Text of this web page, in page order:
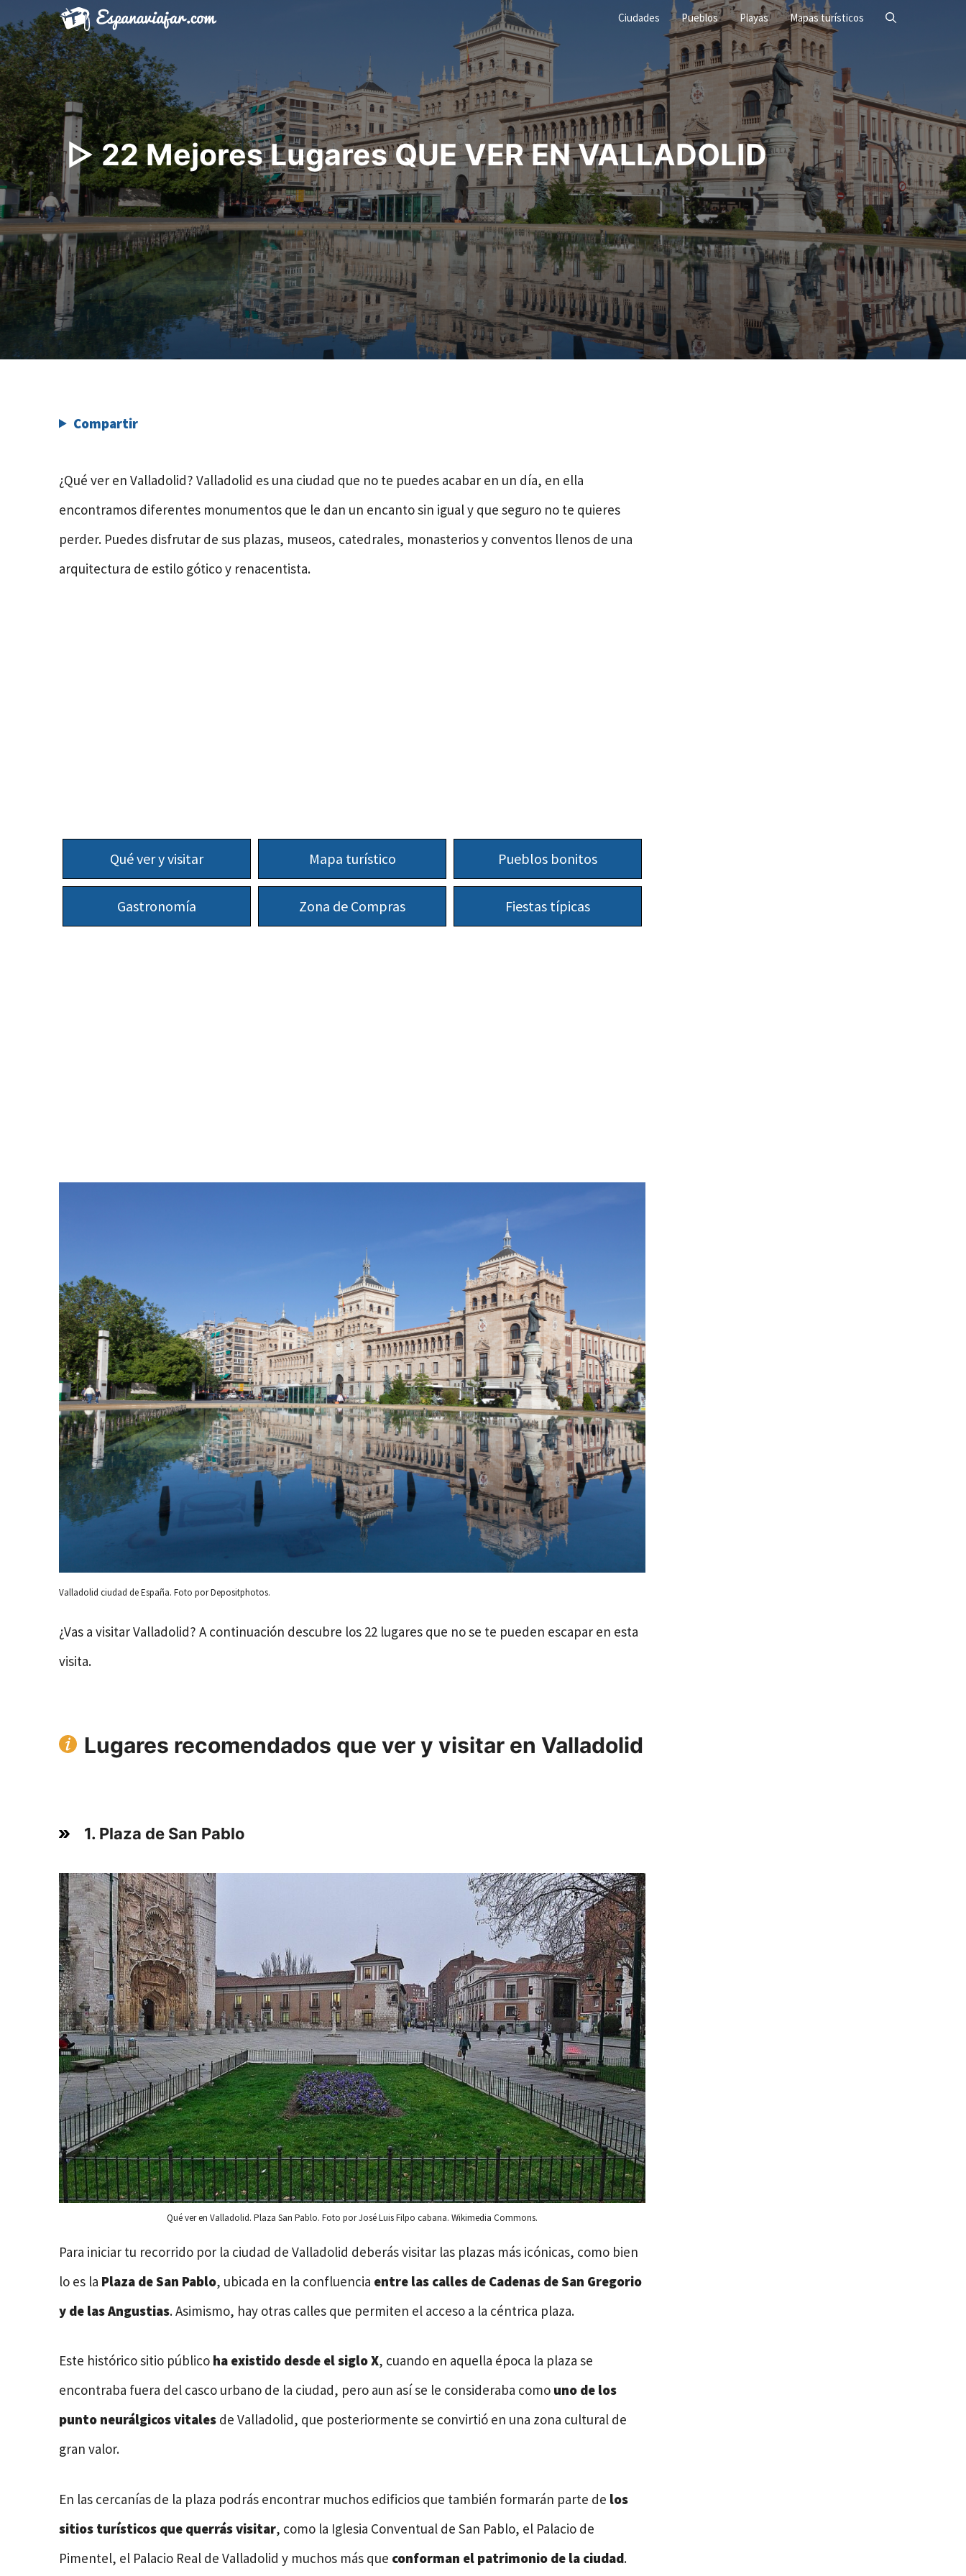
al
contenido
Ciudades Pueblos Playas Mapas turísticos
▷ 22 Mejores Lugares QUE VER EN VALLADOLID
Compartir
¿Qué ver en Valladolid? Valladolid es una ciudad que no te puedes acabar en un día, en ella
encontramos diferentes monumentos que le dan un encanto sin igual y que seguro no te quieres
perder. Puedes disfrutar de sus plazas, museos, catedrales, monasterios y conventos llenos de una
arquitectura de estilo gótico y renacentista.
Qué ver y visitar Mapa turístico Pueblos bonitos
Gastronomía Zona de Compras Fiestas típicas
Valladolid ciudad de España. Foto por Depositphotos.
¿Vas a visitar Valladolid? A continuación descubre los 22 lugares que no se te pueden escapar en esta
visita.
Lugares recomendados que ver y visitar en Valladolid
1. Plaza de San Pablo
Qué ver en Valladolid. Plaza San Pablo. Foto por José Luis Filpo cabana. Wikimedia Commons.
Para iniciar tu recorrido por la ciudad de Valladolid deberás visitar las plazas más icónicas, como bien
lo es la Plaza de San Pablo, ubicada en la confluencia entre las calles de Cadenas de San Gregorio
y de las Angustias. Asimismo, hay otras calles que permiten el acceso a la céntrica plaza.
Este histórico sitio público ha existido desde el siglo X, cuando en aquella época la plaza se
encontraba fuera del casco urbano de la ciudad, pero aun así se le consideraba como uno de los
punto neurálgicos vitales de Valladolid, que posteriormente se convirtió en una zona cultural de
gran valor.
En las cercanías de la plaza podrás encontrar muchos edificios que también formarán parte de los
sitios turísticos que querrás visitar, como la Iglesia Conventual de San Pablo, el Palacio de
Pimentel, el Palacio Real de Valladolid y muchos más que conforman el patrimonio de la ciudad.